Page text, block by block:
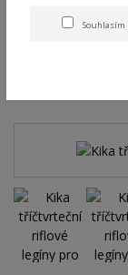
KikaSouhlasím